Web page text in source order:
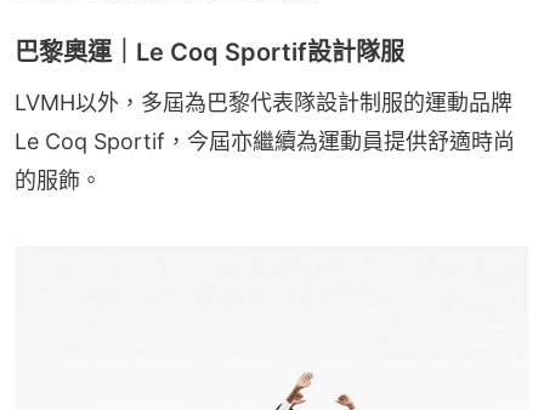
巴黎奧運｜Le Coq Sportif設計隊服
LVMH以外，多屆為巴黎代表隊設計制服的運動品牌
Le Coq Sportif，今屆亦繼續為運動員提供舒適時尚
的服飾。